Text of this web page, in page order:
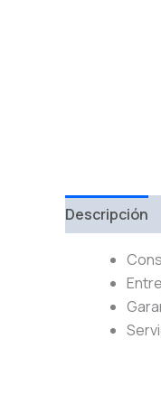
Descripción